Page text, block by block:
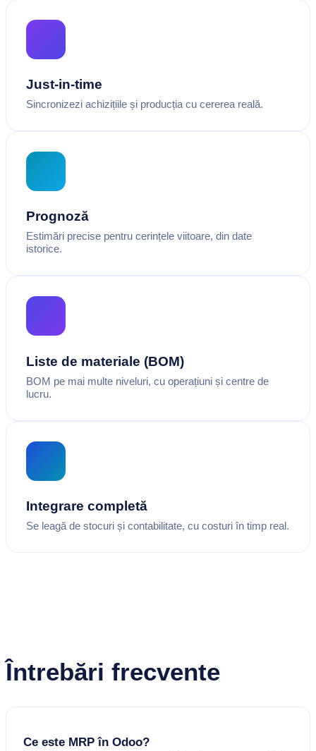
Just-in-time
Sincronizezi achizițiile și producția cu cererea reală.
Prognoză
Estimări precise pentru cerințele viitoare, din date
istorice.
Liste de materiale (BOM)
BOM pe mai multe niveluri, cu operațiuni și centre de
lucru.
Integrare completă
Se leagă de stocuri și contabilitate, cu costuri în timp real.
Întrebări frecvente
Ce este MRP în Odoo?